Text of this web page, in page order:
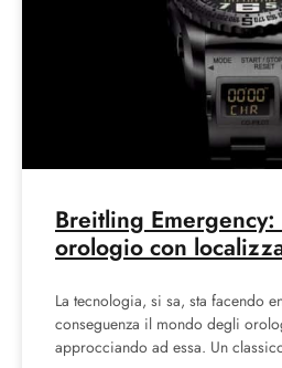
Breitling
orologio con
La tecnologia, si sa, sta facendo
conseguenza il mondo degli
approcciando ad essa. Un